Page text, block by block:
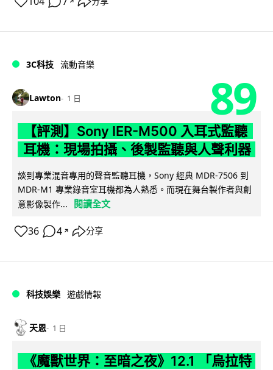
3C科技 流動音樂
Lawton 1 日 89
【評測】Sony IER-M500 入耳式監聽
耳機：現場拍攝、後製監聽與人聲利器
談到專業混音專用的聲音監聽耳機，Sony 經典 MDR-7506 到
MDR-M1 專業錄音室耳機都為人熟悉。而現在舞台製作者與創
意影像製作...
閱讀全文
36 4 ↗ 分享
科技娛樂 遊戲情報
天恩 1 日
《魔獸世界：至暗之夜》12.1 「烏拉特